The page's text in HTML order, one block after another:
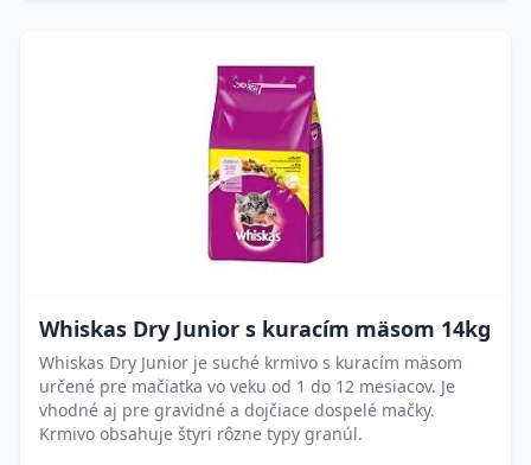
Whiskas Dry Junior s kuracím mäsom 14kg
Whiskas Dry Junior je suché krmivo s kuracím mäsom
určené pre mačiatka vo veku od 1 do 12 mesiacov. Je
vhodné aj pre gravidné a dojčiace dospelé mačky.
Krmivo obsahuje štyri rôzne typy granúl.